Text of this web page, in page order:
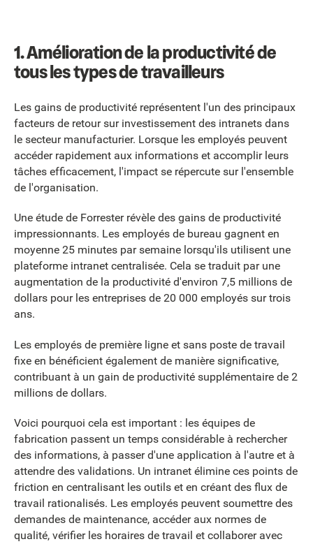
1. Amélioration de la productivité de
tous les types de travailleurs
Les gains de productivité représentent l'un des principaux
facteurs de retour sur investissement des intranets dans
le secteur manufacturier. Lorsque les employés peuvent
accéder rapidement aux informations et accomplir leurs
tâches efficacement, l'impact se répercute sur l'ensemble
de l'organisation.
Une étude de Forrester révèle des gains de productivité
impressionnants. Les employés de bureau gagnent en
moyenne 25 minutes par semaine lorsqu'ils utilisent une
plateforme intranet centralisée. Cela se traduit par une
augmentation de la productivité d'environ 7,5 millions de
dollars pour les entreprises de 20 000 employés sur trois
ans.
Les employés de première ligne et sans poste de travail
fixe en bénéficient également de manière significative,
contribuant à un gain de productivité supplémentaire de 2
millions de dollars.
Voici pourquoi cela est important : les équipes de
fabrication passent un temps considérable à rechercher
des informations, à passer d'une application à l'autre et à
attendre des validations. Un intranet élimine ces points de
friction en centralisant les outils et en créant des flux de
travail rationalisés. Les employés peuvent soumettre des
demandes de maintenance, accéder aux normes de
qualité, vérifier les horaires de travail et collaborer avec